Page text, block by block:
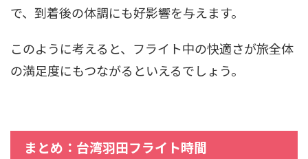
で、到着後の体調にも好影響を与えます。
このように考えると、フライト中の快適さが旅全体
の満足度にもつながるといえるでしょう。
まとめ：台湾羽田フライト時間